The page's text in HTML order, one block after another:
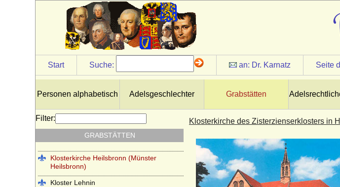
Start Suche: an: Dr. Karnatz Seite
Personen alphabetisch Adelsgeschlechter Grabstätten
Klosterkirche des Zisterzienserklosters in
Filter:
GRABSTÄTTEN
Helenen-Paulownen-Mausoleum im
Schlosspark Ludwigslust
Hof- und Stiftskirche St. Gumbert in
Ansbach (Gunbertuskirche Ansbach)
Hohenzollerngruft im Berliner Dom
Johanneskirche Hanau (ehemals
Lutherische Kirche Hanau)
Kapuzinergruft Wien
Kloster Altzella bei Nossen
Kloster Arnsburg (bei Lich in Hessen)
Kloster Chorin
Klosterkirche Heilsbronn (Münster
Heilsbronn)
Kloster Lehnin